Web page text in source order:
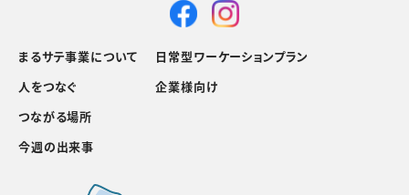
まるサテ事業について
人をつなぐ
つながる場所
日常型ワーケーションプラン
企業様向け
今週の出来事